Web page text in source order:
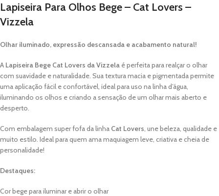
Lapiseira Para Olhos Bege – Cat Lovers –
Vizzela
Olhar iluminado, expressão descansada e acabamento natural!
A Lapiseira Bege Cat Lovers da Vizzela é perfeita para realçar o olhar
com suavidade e naturalidade. Sua textura macia e pigmentada permite
uma aplicação fácil e confortável, ideal para uso na linha d’água,
iluminando os olhos e criando a sensação de um olhar mais aberto e
desperto.
Com embalagem super fofa da linha Cat Lovers, une beleza, qualidade e
muito estilo. Ideal para quem ama maquiagem leve, criativa e cheia de
personalidade!
Destaques:
Cor bege para iluminar e abrir o olhar